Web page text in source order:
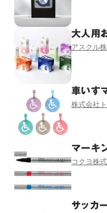
大人用
アスクル
車いす
株式会社
マーキ
コクヨ株
サッカ